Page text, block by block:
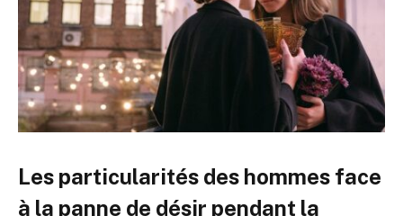
Les particularités des hommes face
à la panne de désir pendant la